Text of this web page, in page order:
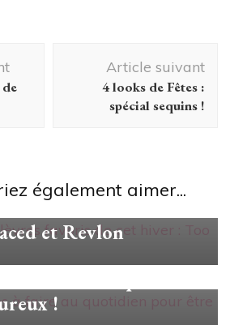
Article suivant
4 looks de Fêtes :
spécial sequins !
également aimer...
à lèvres favoris de cet
et Revlon
!